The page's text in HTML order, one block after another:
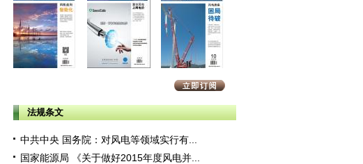
法规条文
中共中央 国务院：对风电等领域实行有...
国家能源局 《关于做好2015年度风电并...